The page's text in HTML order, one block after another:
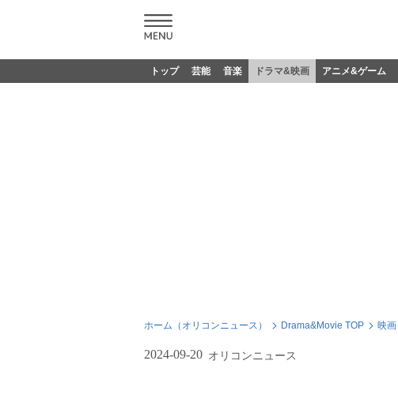
トップ 芸能 音楽 ドラマ&映画 アニメ&ゲーム
ホーム（オリコンニュース） Drama&Movie TOP 映画
2024-09-20 オリコンニュース